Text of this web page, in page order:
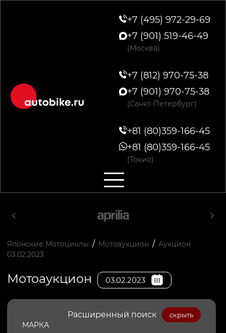
+7 (495) 972-29-69
+7 (901) 519-46-49
(Москва)
+7 (812) 970-75-38
+7 (901) 970-75-38
(Санкт-Петербург)
+81 (80)359-166-45
+81 (80)359-166-45
(Токио)
Японские Мотоциклы / Мотоаукцион / Аукцион
03.02.2023
Мотоаукцион 03.02.2023
Расширенный поиск скрыть
МАРКА